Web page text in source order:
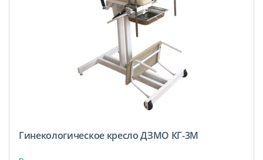
Гинекологическое кресло ДЗМО КГ-3М